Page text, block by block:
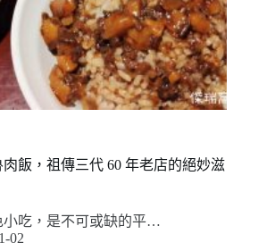
飯，祖傳三代 60 年老店的絕妙滋
小吃，是不可或缺的平…
02